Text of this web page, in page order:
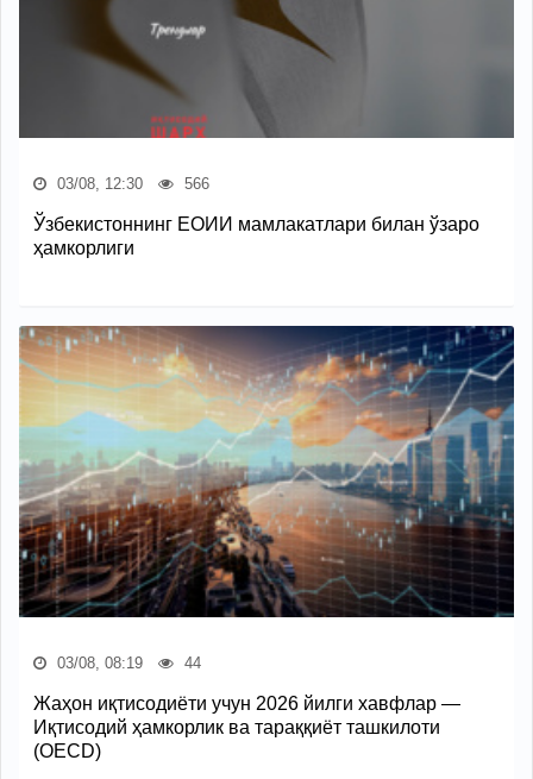
03/08, 12:30 566
Ўзбекистоннинг ЕОИИ мамлакатлари билан ўзаро
ҳамкорлиги
03/08, 08:19 44
Жаҳон иқтисодиёти учун 2026 йилги хавфлар —
Иқтисодий ҳамкорлик ва тараққиёт ташкилоти
(OECD)